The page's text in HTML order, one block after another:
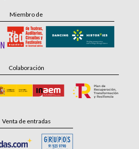
Miembro de
Colaboración
Venta de entradas